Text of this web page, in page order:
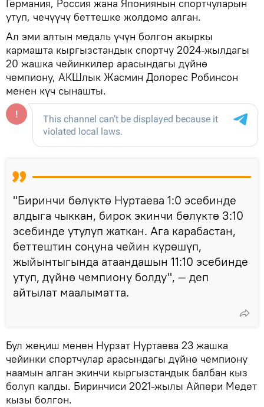
Германия, Россия жана Япониянын спортчуларын
утуп, чечүүчү беттешке жолдомо алган.
Ал эми алтын медаль үчүн болгон акыркы
кармашта кыргызстандык спортчу 2024-жылдагы
20 жашка чейинкилер арасындагы дүйнө
чемпиону, АКШлык Жасмин Долорес Робинсон
менен күч сынашты.
"Биринчи бөлүктө Нуртаева 1:0 эсебинде
алдыга чыккан, бирок экинчи бөлүктө 3:10
эсебинде утулуп жаткан. Ага карабастан,
беттештин соңуна чейин күрөшүп,
жыйынтыгында атаандашын 11:10 эсебинде
утуп, дүйнө чемпиону болду", — деп
айтылат маалыматта.
Бул жеңиш менен Нурзат Нуртаева 23 жашка
чейинки спортчулар арасындагы дүйнө чемпиону
наамын алган экинчи кыргызстандык балбан кыз
болуп калды. Биринчиси 2021-жылы Айпери Медет
кызы болгон.